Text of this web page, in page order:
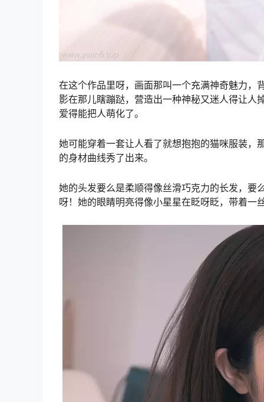
在这个作品里呀，画面那叫一个充满神奇魅力，
影在那儿瞎蹦跶，营造出一种神秘又迷人得让人
爱得能把人萌化了。
她可能穿着一套让人看了就想抱抱的猫咪服装，
的身材曲线秀了出来。
她的头发要么是柔顺得像丝滑巧克力的长发，要
呀！她的眼睛明亮得像小星星在眨呀眨，带着一